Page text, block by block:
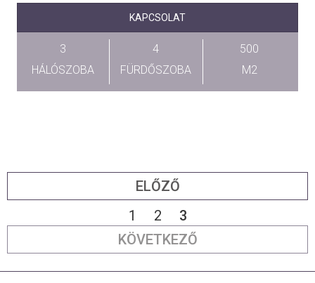
KAPCSOLAT
3
HÁLÓSZOBA
4
FÜRDŐSZOBA
500
M2
ELŐZŐ
1
2
3
KÖVETKEZŐ